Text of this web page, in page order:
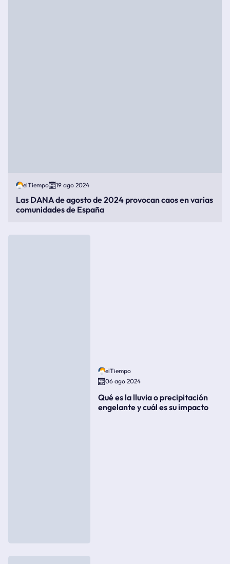
elTiempo 19 ago 2024
Las DANA de agosto de 2024 provocan caos en varias
comunidades de España
elTiempo
06 ago 2024
Qué es la lluvia o precipitación
engelante y cuál es su impacto